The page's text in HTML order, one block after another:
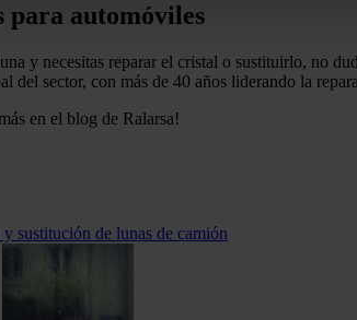
para automóviles
y necesitas reparar el cristal o sustituirlo, no
del sector, con más de 40 años liderando la
en el blog de Ralarsa!
sustitución de lunas de camión